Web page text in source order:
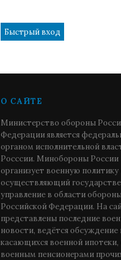
О САЙТЕ
Министерство обороны
Федерации является
органом исполнительной
Росссии. Минобороны России
организует военную политику
осуществляющий
управление в области
Российской Федерации. На
представлены последние
новости, ведётся обсуждение
касающихся военной ипотеки,
военным пенсионерами